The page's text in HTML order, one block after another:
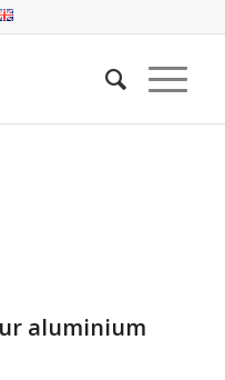
aluminium